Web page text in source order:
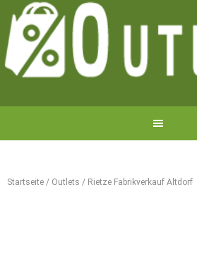
Startseite / Outlets / Rietze Fabrikverkauf Altdorf